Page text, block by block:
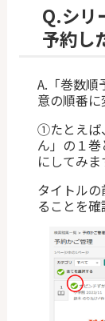
Q.シリ
予約し
A.「巻数順
意の順番に
①たとえば
ん」の１
にしてみま
タイトル
ることを確